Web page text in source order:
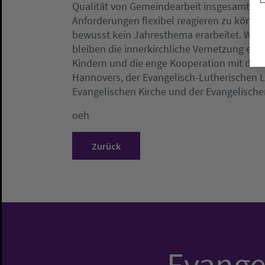
Qualität von Gemeindearbeit insgesamt
Anforderungen flexibel reagieren zu
bewusst kein Jahresthema erarbeitet.
bleiben die innerkirchliche Vernetzung
Kindern und die enge Kooperation mit der
Hannovers, der Evangelisch-Lutherischen
Evangelischen Kirche und der
oeh
Zurück